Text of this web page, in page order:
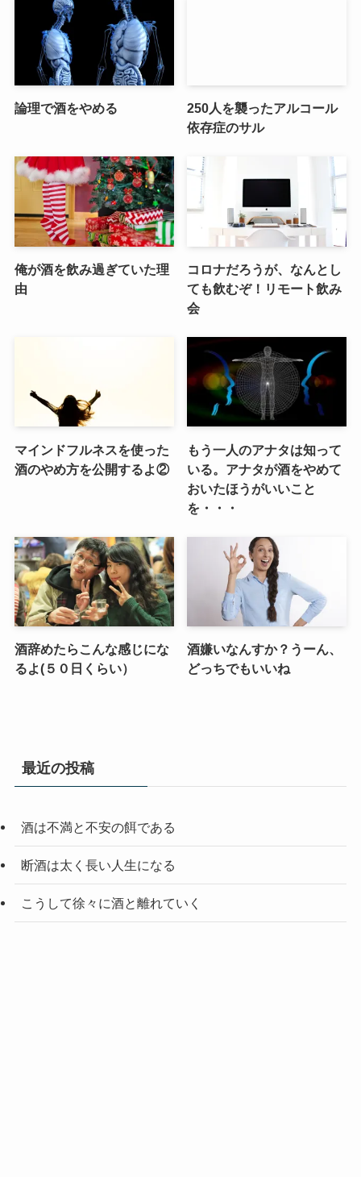
論理で酒をやめる
250人を襲ったアルコール
依存症のサル
俺が酒を飲み過ぎていた理
由
コロナだろうが、なんとし
ても飲むぞ！リモート飲み
会
マインドフルネスを使った
酒のやめ方を公開するよ②
もう一人のアナタは知って
いる。アナタが酒をやめて
おいたほうがいいこと
を・・・
酒辞めたらこんな感じにな
るよ(５０日くらい）
酒嫌いなんすか？うーん、
どっちでもいいね
最近の投稿
酒は不満と不安の餌である
断酒は太く長い人生になる
こうして徐々に酒と離れていく